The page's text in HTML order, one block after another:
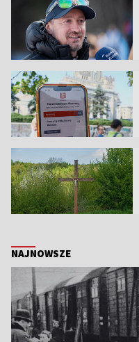
NAJNOWSZE